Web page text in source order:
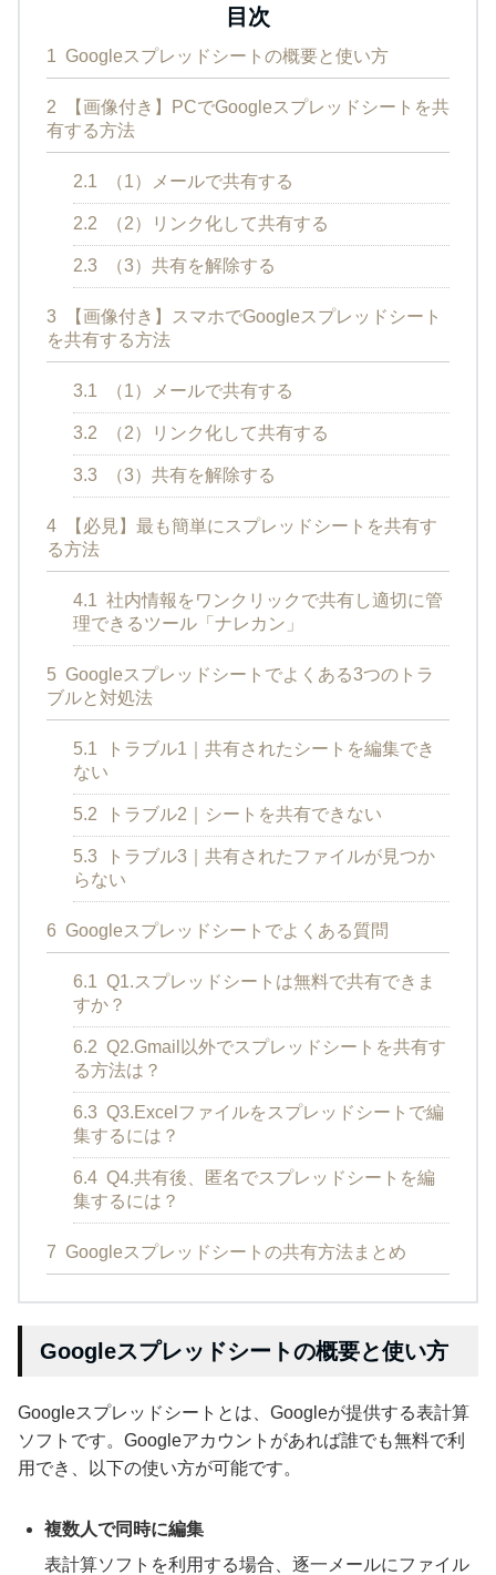
目次
1 Googleスプレッドシートの概要と使い方
2
【画像付き】PCでGoogleスプレッドシートを共
有する方法
2.1 （1）メールで共有する
2.2 （2）リンク化して共有する
2.3 （3）共有を解除する
3
【画像付き】スマホでGoogleスプレッドシート
を共有する方法
3.1 （1）メールで共有する
3.2 （2）リンク化して共有する
3.3 （3）共有を解除する
4
【必見】最も簡単にスプレッドシートを共有す
る方法
4.1 社内情報をワンクリックで共有し適切に管
理できるツール「ナレカン」
5 Googleスプレッドシートでよくある3つのトラ
ブルと対処法
5.1
トラブル1｜共有されたシートを編集でき
ない
5.2 トラブル2｜シートを共有できない
5.3
トラブル3｜共有されたファイルが見つか
らない
6 Googleスプレッドシートでよくある質問
6.1 Q1.スプレッドシートは無料で共有できま
すか？
6.2 Q2.Gmail以外でスプレッドシートを共有す
る方法は？
6.3 Q3.Excelファイルをスプレッドシートで編
集するには？
6.4 Q4.共有後、匿名でスプレッドシートを編
集するには？
7 Googleスプレッドシートの共有方法まとめ
Googleスプレッドシートの概要と使い方
Googleスプレッドシートとは、Googleが提供する表計算
ソフトです。Googleアカウントがあれば誰でも無料で利
用でき、以下の使い方が可能です。
複数人で同時に編集
表計算ソフトを利用する場合、逐一メールにファイル